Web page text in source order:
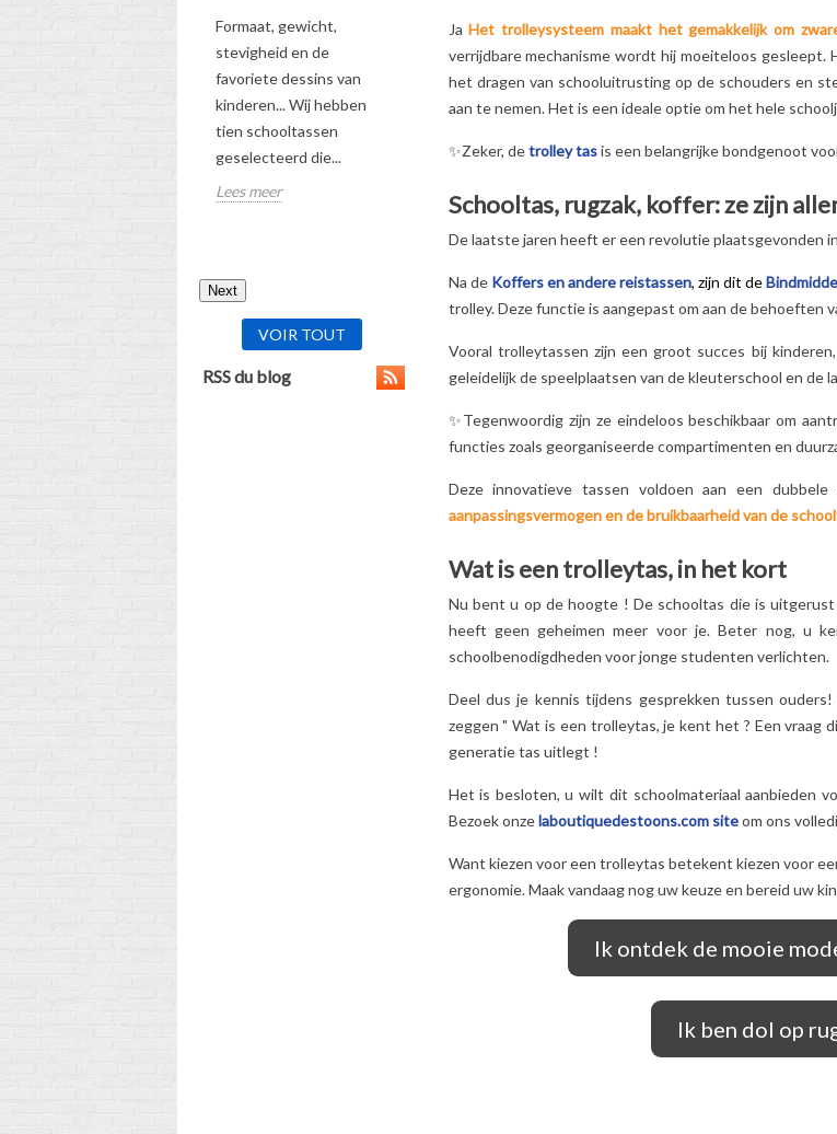
Formaat, gewicht,
stevigheid en de
favoriete dessins van
kinderen... Wij hebben
tien schooltassen
geselecteerd die...
Lees meer
Bekijk onze uitgebreide
gids om de juiste
schooltas voor uw kind
Lees meer
meisje weerspiegelt niet
echt haar persoonlijkheid
... Het is tijd om het op te
lossen! De...
Lees meer
Next
VOIR TOUT
RSS du blog
JaHet trolleysysteem maakt het gemakkelijk om
verrijdbare mechanisme wordt hij moeiteloos
het dragen van schooluitrusting op de schouders en
aan te nemen. Het is een ideale optie om het hele
✨Zeker, detrolley tasis een belangrijke bondgenoot
Schooltas, rugzak, koffer: ze zijn
De laatste jaren heeft er een revolutie plaatsgevonden
Na de Koffers en andere reistassen, zijn dit de
trolley. Deze functie is aangepast om aan de behoeften
Vooral trolleytassen zijn een groot succes bij
geleidelijk de speelplaatsen van de kleuterschool en de
✨Tegenwoordig zijn ze eindeloos beschikbaar om
functies zoals georganiseerde compartimenten en
Deze innovatieve tassen voldoen aan een dubbele
aanpassingsvermogen en de bruikbaarheid van de
Wat is een trolleytas, in het kort
Nu bent u op de hoogte ! De schooltas die is
heeft geen geheimen meer voor je. Beter nog, u
schoolbenodigdheden voor jonge studenten verlichten.
Deel dus je kennis tijdens gesprekken tussen
zeggen " Wat is een trolleytas, je kent het ? Een vraag
generatie tas uitlegt !
Het is besloten, u wilt dit schoolmateriaal aanbieden
Bezoek onzelaboutiquedestoons.com siteom ons
Want kiezen voor een trolleytas betekent kiezen voor
ergonomie. Maak vandaag nog uw keuze en bereid uw
Ik ontdek de mooie
Ik ben dol op